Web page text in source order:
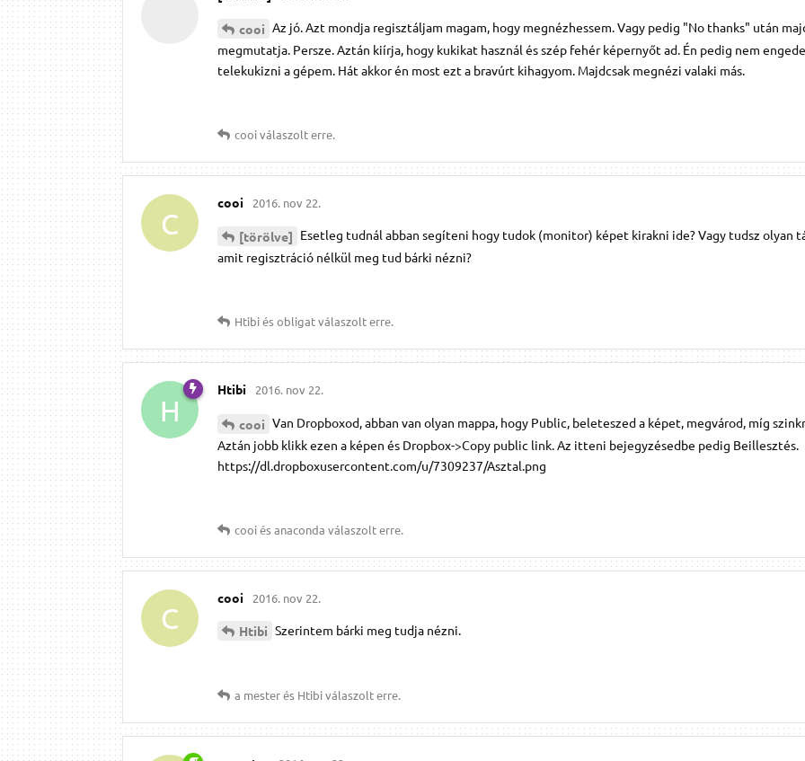
cooi Az jó. Azt mondja regisztáljam magam, hogy megnézhessem. Vagy pedig "No thanks" után
megmutatja. Persze. Aztán kiírja, hogy kukikat használ és szép fehér képernyőt ad. Én pedig nem
telekukizni a gépem. Hát akkor én most ezt a bravúrt kihagyom. Majdcsak megnézi valaki más.
cooiválaszolt erre.
C
cooi 2016. nov 22.
[törölve] Esetleg tudnál abban segíteni hogy tudok (monitor) képet kirakni ide? Vagy tudsz olyan
amit regisztráció nélkül meg tud bárki nézni?
Htibiésobligatválaszolt erre.
H
Htibi 2016. nov 22.
cooi Van Dropboxod, abban van olyan mappa, hogy Public, beleteszed a képet, megvárod, míg
Aztán jobb klikk ezen a képen és Dropbox->Copy public link. Az itteni bejegyzésedbe pedig Beillesztés.
https://dl.dropboxusercontent.com/u/7309237/Asztal.png
cooiésanaconda válaszolt erre.
C
cooi 2016. nov 22.
Htibi Szerintem bárki meg tudja nézni.
a mesterés Htibiválaszolt erre.